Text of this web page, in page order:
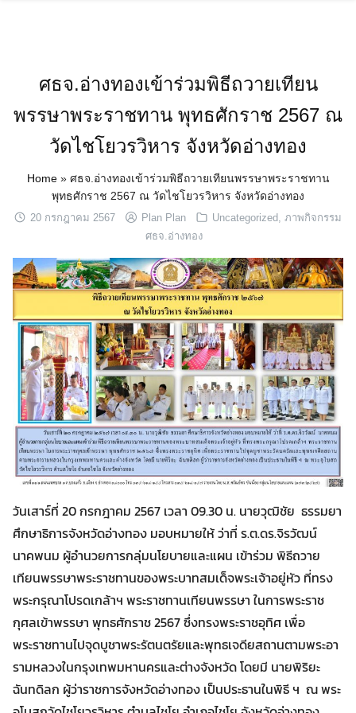
Search
for: Search
ศธจ.อ่างทองเข้าร่วมพิธีถวายเทียน
พรรษาพระราชทาน พุทธศักราช 2567 ณ
วัดไชโยวรวิหาร จังหวัดอ่างทอง
Home» ศธจ.อ่างทองเข้าร่วมพิธีถวายเทียนพรรษาพระราชทาน
พุทธศักราช 2567 ณ วัดไชโยวรวิหาร จังหวัดอ่างทอง
20 กรกฎาคม 2567 Plan Plan Uncategorized, ภาพกิจกรรม
ศธจ.อ่างทอง
วันเสาร์ที่ 20 กรกฎาคม 2567 เวลา 09.30 น. นายวุฒิชัย ธรรมยา
ศึกษาธิการจังหวัดอ่างทอง มอบหมายให้ ว่าที่ ร.ต.ดร.จิรวัฒน์
นาคพนม ผู้อำนวยการกลุ่มนโยบายและแผน เข้าร่วม พิธีถวาย
เทียนพรรษาพระราชทานของพระบาทสมเด็จพระเจ้าอยู่หัว ที่ทรง
พระกรุณาโปรดเกล้าฯ พระราชทานเทียนพรรษา ในการพระราช
กุศลเข้าพรรษา พุทธศักราช 2567 ซึ่งทรงพระราชอุทิศ เพื่อ
พระราชทานไปจุดบูชาพระรัตนตรัยและพุทธเจดียสถานตามพระอา
รามหลวงในกรุงเทพมหานครและต่างจังหวัด โดยมี นายพิริยะ
ฉันทดิลก ผู้ว่าราชการจังหวัดอ่างทอง เป็นประธานในพิธี ฯ ณ พระ